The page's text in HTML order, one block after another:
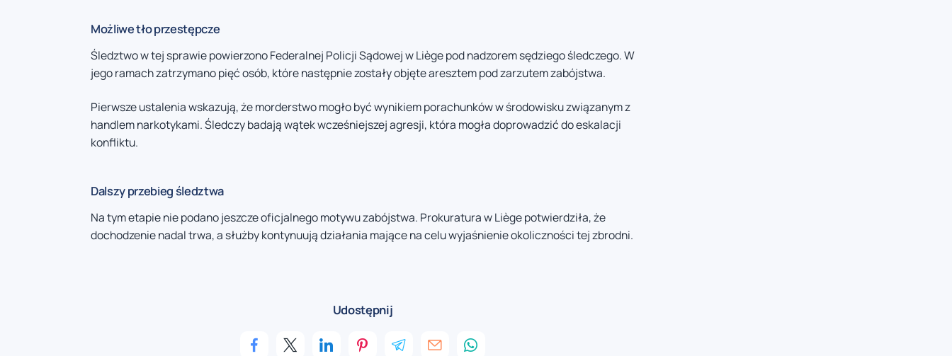
Możliwe tło przestępcze
Śledztwo w tej sprawie powierzono Federalnej Policji Sądowej w Liège pod nadzorem sędziego śledczego. W
jego ramach zatrzymano pięć osób, które następnie zostały objęte aresztem pod zarzutem zabójstwa.
Pierwsze ustalenia wskazują, że morderstwo mogło być wynikiem porachunków w środowisku związanym z
handlem narkotykami. Śledczy badają wątek wcześniejszej agresji, która mogła doprowadzić do eskalacji
konfliktu.
Dalszy przebieg śledztwa
Na tym etapie nie podano jeszcze oficjalnego motywu zabójstwa. Prokuratura w Liège potwierdziła, że
dochodzenie nadal trwa, a służby kontynuują działania mające na celu wyjaśnienie okoliczności tej zbrodni.
Udostępnij